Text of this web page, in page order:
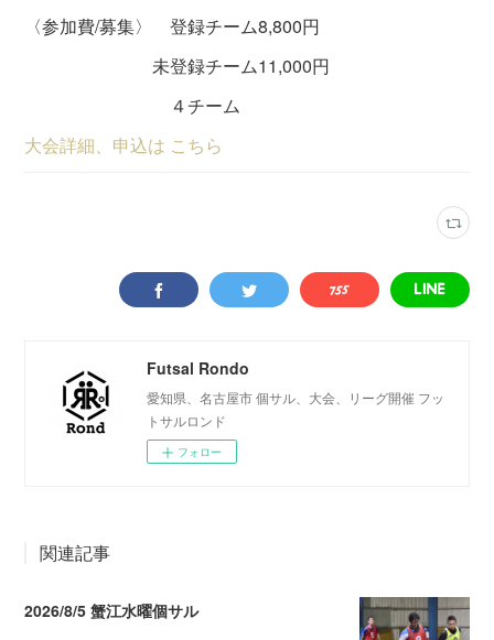
〈参加費/募集〉 登録チーム8,800円
未登録チーム11,000円
４チーム
大会詳細、申込は こちら
Futsal Rondo
愛知県、名古屋市 個サル、大会、リーグ開催 フッ
トサルロンド
フォロー
関連記事
2026/8/5 蟹江水曜個サル